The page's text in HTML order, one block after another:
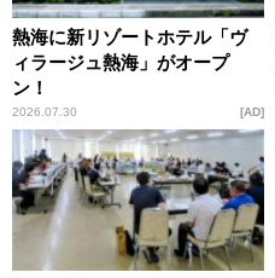
熱海に新リゾートホテル「ヴ
ィラージュ熱海」がオープ
ン！
2026.07.30 AD